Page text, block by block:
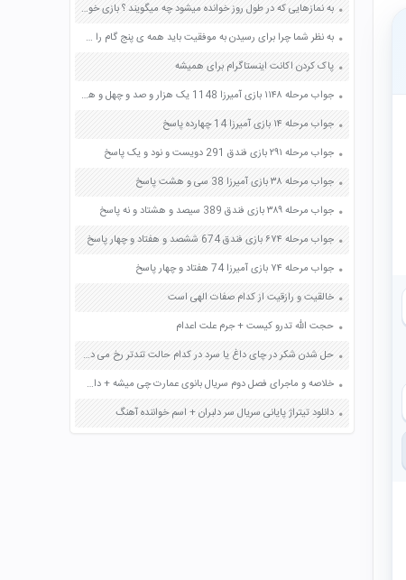
به نمازهایی که در طول روز خوانده میشود چه میگویند ؟ بازی خواستگاری جواب پاسخ
به نظر شما چرا برای رسیدن به موفقیت باید همه ی پنج گام را طی کنیم؟ صفحه 81 هدیه های آسمان ششم
پاک کردن اکانت اینستاگرام برای همیشه
جواب مرحله ۱۱۴۸ بازی آمیرزا 1148 یک هزار و صد و چهل و هشت پاسخ
جواب مرحله ۱۴ بازی آمیرزا 14 چهارده پاسخ
جواب مرحله ۲۹۱ بازی فندق 291 دویست و نود و یک پاسخ
جواب مرحله ۳۸ بازی آمیرزا 38 سی و هشت پاسخ
جواب مرحله ۳۸۹ بازی فندق 389 سیصد و هشتاد و نه پاسخ
جواب مرحله ۶۷۴ بازی فندق 674 ششصد و هفتاد و چهار پاسخ
جواب مرحله ۷۴ بازی آمیرزا 74 هفتاد و چهار پاسخ
خالقیت و رازقیت از کدام صفات الهی است
حجت الله تدرو کیست + جرم علت اعدام
حل شدن شکر در چای داغ یا سرد در کدام حالت تندتر رخ می دهد چرا صفحه 13 علوم پنجم
خلاصه و ماجرای فصل دوم سریال بانوی عمارت چی میشه + داستان
دانلود تیتراژ پایانی سریال سر دلبران + اسم خواننده آهنگ